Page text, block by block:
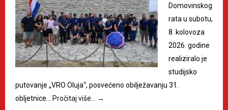
Domovinskog
rata u subotu,
8. kolovoza
2026. godine
realiziralo je
studijsko
putovanje „VRO Oluja“, posvećeno obilježavanju 31.
obljetnice… Pročitaj više… →